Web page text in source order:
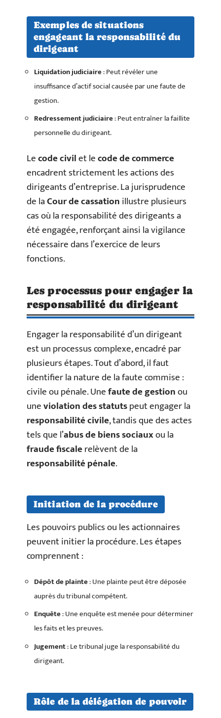
Exemples de situations
engageant la responsabilité du
dirigeant
Liquidation judiciaire: Peut révéler une
insuffisance d’actif social causée par une faute de
gestion.
Redressement judiciaire: Peut entraîner la faillite
personnelle du dirigeant.
Lecode civilet lecode de commerce
encadrent strictement les actions des
dirigeants d’entreprise. La jurisprudence
de laCour de cassationillustre plusieurs
cas où la responsabilité des dirigeants a
été engagée, renforçant ainsi la vigilance
nécessaire dans l’exercice de leurs
fonctions.
Les processus pour engager la
responsabilité du dirigeant
Engager la responsabilité d’un dirigeant
est un processus complexe, encadré par
plusieurs étapes. Tout d’abord, il faut
identifier la nature de la faute commise :
civile ou pénale. Unefaute de gestionou
uneviolation des statutspeut engager la
responsabilité civile, tandis que des actes
tels que l’abus de biens sociauxou la
fraude fiscalerelèvent de la
responsabilité pénale.
Initiation de la procédure
Les pouvoirs publics ou les actionnaires
peuvent initier la procédure. Les étapes
comprennent :
Dépôt de plainte: Une plainte peut être déposée
auprès du tribunal compétent.
Enquête: Une enquête est menée pour déterminer
les faits et les preuves.
Jugement: Le tribunal juge la responsabilité du
dirigeant.
Rôle de la délégation de pouvoir